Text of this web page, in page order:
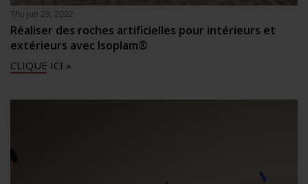
Thu Jun 23, 2022
Réaliser des roches artificielles pour intérieurs et
extérieurs avec Isoplam®
CLIQUE ICI »